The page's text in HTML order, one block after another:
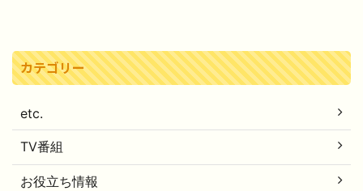
カテゴリー
etc.
TV番組
お役立ち情報